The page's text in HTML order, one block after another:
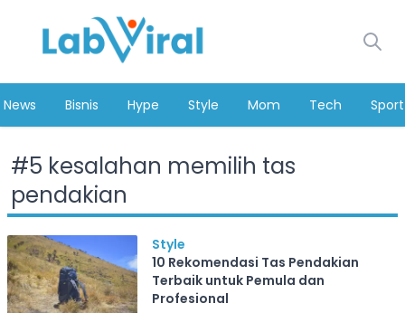
News Bisnis Hype Style Mom Tech Sport
#5 kesalahan memilih tas
pendakian
Style
10 Rekomendasi Tas Pendakian
Terbaik untuk Pemula dan
Profesional